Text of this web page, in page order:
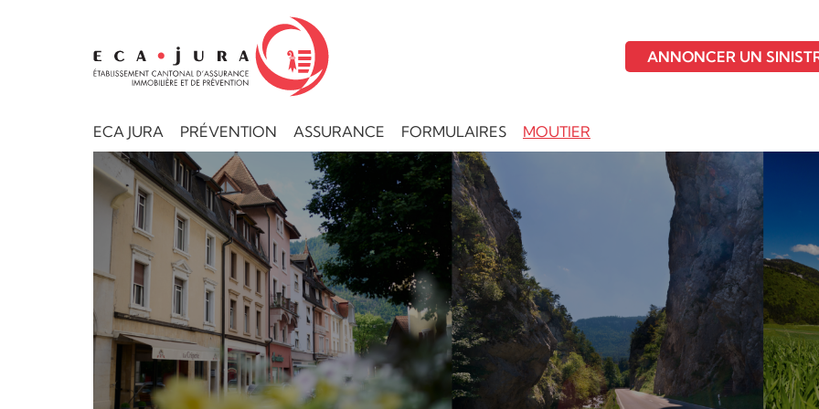
ECA JURA PRÉVENTION ASSURANCE FORMULAIRES MOUTIER
ANNONCER UN